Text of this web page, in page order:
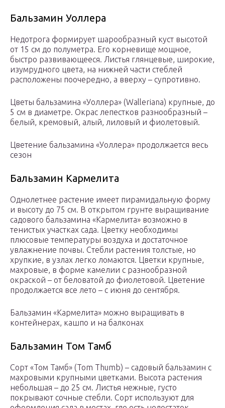
Бальзамин Уоллера
Недотрога формирует шарообразный куст высотой
от 15 см до полуметра. Его корневище мощное,
быстро развивающееся. Листья глянцевые, широкие,
изумрудного цвета, на нижней части стеблей
расположены поочередно, а вверху – супротивно.
Цветы бальзамина «Уоллера» (Walleriana) крупные, до
5 см в диаметре. Окрас лепестков разнообразный –
белый, кремовый, алый, лиловый и фиолетовый.
Цветение бальзамина «Уоллера» продолжается весь
сезон
Бальзамин Кармелита
Однолетнее растение имеет пирамидальную форму
и высоту до 75 см. В открытом грунте выращивание
садового бальзамина «Кармелита» возможно в
тенистых участках сада. Цветку необходимы
плюсовые температуры воздуха и достаточное
увлажнение почвы. Стебли растения толстые, но
хрупкие, в узлах легко ломаются. Цветки крупные,
махровые, в форме камелии с разнообразной
окраской – от беловатой до фиолетовой. Цветение
продолжается все лето – с июня до сентября.
Бальзамин «Кармелита» можно выращивать в
контейнерах, кашпо и на балконах
Бальзамин Том Тамб
Сорт «Том Тамб» (Tom Thumb) – садовый бальзамин с
махровыми крупными цветками. Высота растения
небольшая – до 25 см. Листья нежные, густо
покрывают сочные стебли. Сорт используют для